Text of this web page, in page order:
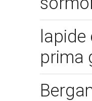
prima